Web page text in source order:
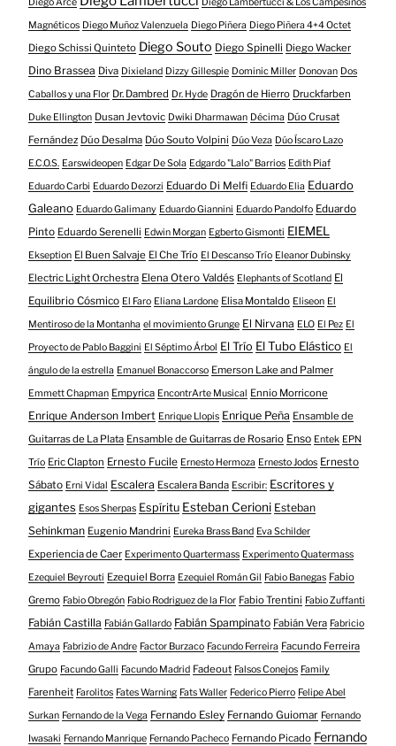
Diego Arce
Diego Lambertucci & Los Campesinos
Magnéticos Diego Muñoz Valenzuela Diego Piñera Diego Piñera 4+4 Octet
Diego Schissi Quinteto Diego Souto Diego Spinelli Diego Wacker
Dino Brassea Diva Dixieland Dizzy Gillespie Dominic Miller Donovan Dos
Caballos y una Flor Dr. Dambred Dr. Hyde Dragón de Hierro Druckfarben
Duke Ellington Dusan Jevtovic Dwiki Dharmawan Décima Dúo Crusat
Fernández Dúo Desalma Dúo Souto Volpini Dúo Veza Dúo Íscaro Lazo
E.C.O.S. Earswideopen Edgar De Sola Edgardo "Lalo" Barrios Edith Piaf
Eduardo Carbi Eduardo Dezorzi Eduardo Di Melfi Eduardo Elia Eduardo
Galeano Eduardo Galimany Eduardo Giannini Eduardo Pandolfo Eduardo
Pinto Eduardo Serenelli Edwin Morgan Egberto Gismonti EIEMEL
Ekseption El Buen Salvaje El Che Trío El Descanso Trío Eleanor Dubinsky
Electric Light Orchestra Elena Otero Valdés Elephants of Scotland El
Equilibrio Cósmico El Faro Eliana Lardone Elisa Montaldo Eliseon El
Mentiroso de la Montanha el movimiento Grunge El Nirvana ELO El Pez El
Proyecto de Pablo Baggini El Séptimo Árbol El Trío El Tubo Elástico El
ángulo de la estrella Emanuel Bonaccorso Emerson Lake and Palmer
Emmett Chapman Empyrica EncontrArte Musical Ennio Morricone
Enrique Anderson Imbert Enrique Llopis Enrique Peña Ensamble de
Guitarras de La Plata Ensamble de Guitarras de Rosario Enso Entek EPN
Trío Eric Clapton Ernesto Fucile Ernesto Hermoza Ernesto Jodos Ernesto
Sábato Erni Vidal Escalera Escalera Banda Escribir: Escritores y
gigantes Esos Sherpas Espíritu Esteban Cerioni Esteban
Sehinkman Eugenio Mandrini Eureka Brass Band Eva Schilder
Experiencia de Caer Experimento Quartermass Experimento Quatermass
Ezequiel Beyrouti Ezequiel Borra Ezequiel Román Gil Fabio Banegas Fabio
Gremo Fabio Obregón Fabio Rodriguez de la Flor Fabio Trentini Fabio Zuffanti
Fabián Castilla Fabián Gallardo Fabián Spampinato Fabián Vera Fabricio
Amaya Fabrizio de Andre Factor Burzaco Facundo Ferreira Facundo Ferreira
Grupo Facundo Galli Facundo Madrid Fadeout Falsos Conejos Family
Farenheit Farolitos Fates Warning Fats Waller Federico Pierro Felipe Abel
Surkan Fernando de la Vega Fernando Esley Fernando Guiomar Fernando
Iwasaki Fernando Manrique Fernando Pacheco Fernando Picado Fernando